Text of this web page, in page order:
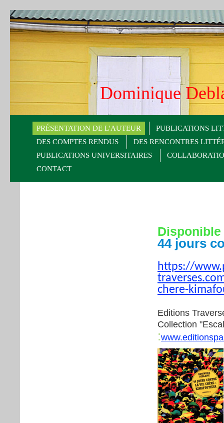
Dominique
PRÉSENTATION DE L'AUTEUR
PUBLICATIONS
DES COMPTES RENDUS
DES RENCONTRES
PUBLICATIONS UNIVERSITAIRES
CONTACT
Disponible
44 jours
https://
chere-
Editions
Collection
: